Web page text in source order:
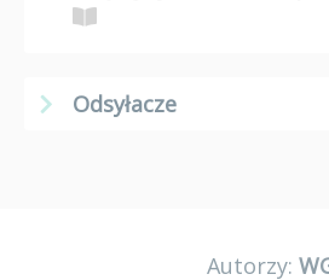
Odsyłacze
Autorzy: